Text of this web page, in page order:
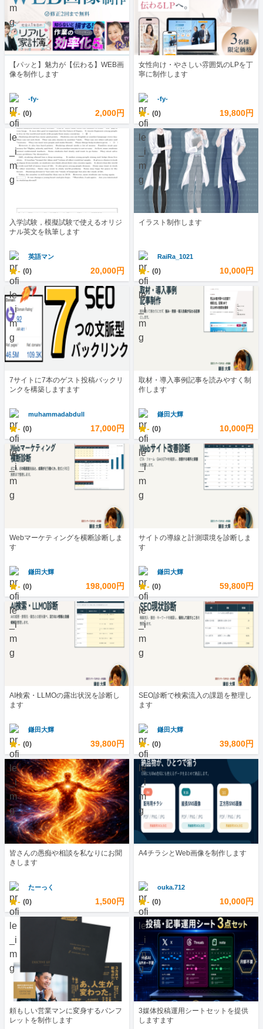
【パッと】魅力が【伝わる】WEB画
像を制作します
-fy-
- (0) 2,000円
女性向け・やさしい雰囲気のLPを丁
寧に制作します
-fy-
- (0) 19,800円
入学試験，模擬試験で使えるオリジ
ナル英文を執筆します
英語マン
- (0) 20,000円
イラスト制作します
RaiRa_1021
- (0) 10,000円
7サイトに7本のゲスト投稿バックリ
ンクを構築しますます
muhammadabdull
- (0) 17,000円
取材・導入事例記事を読みやすく制
作します
鎌田大輝
- (0) 10,000円
Webマーケティングを横断診断しま
す
鎌田大輝
- (0) 198,000円
サイトの導線と計測環境を診断しま
す
鎌田大輝
- (0) 59,800円
AI検索・LLMOの露出状況を診断し
ます
鎌田大輝
- (0) 39,800円
SEO診断で検索流入の課題を整理し
ます
鎌田大輝
- (0) 39,800円
皆さんの愚痴や相談を私なりにお聞
きします
たーっく
- (0) 1,500円
A4チラシとWeb画像を制作します
ouka.712
- (0) 10,000円
頼もしい営業マンに変身するパンフ
レットを制作します
3媒体投稿運用シートセットを提供
しますます